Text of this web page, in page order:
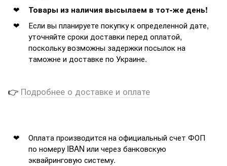
Товары из наличия высылаем в тот-же день!
Если вы планируете покупку к определенной дате,
уточняйте сроки доставки перед оплатой,
поскольку возможны задержки посылок на
таможне и доставке по Украине.
👉 Подробнее о доставке и оплате
Оплата производится на официальный счет ФОП
по номеру IBAN или через банковскую
эквайринговую систему.